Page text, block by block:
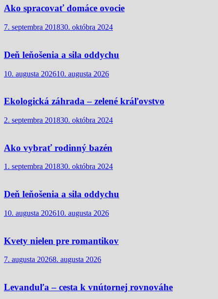
Ako spracovať domáce ovocie
7. septembra 201830. októbra 2024
Deň leňošenia a sila oddychu
10. augusta 202610. augusta 2026
Ekologická záhrada – zelené kráľovstvo
2. septembra 201830. októbra 2024
Ako vybrať rodinný bazén
1. septembra 201830. októbra 2024
Deň leňošenia a sila oddychu
10. augusta 202610. augusta 2026
Kvety nielen pre romantikov
7. augusta 20268. augusta 2026
Levanduľa – cesta k vnútornej rovnováhe